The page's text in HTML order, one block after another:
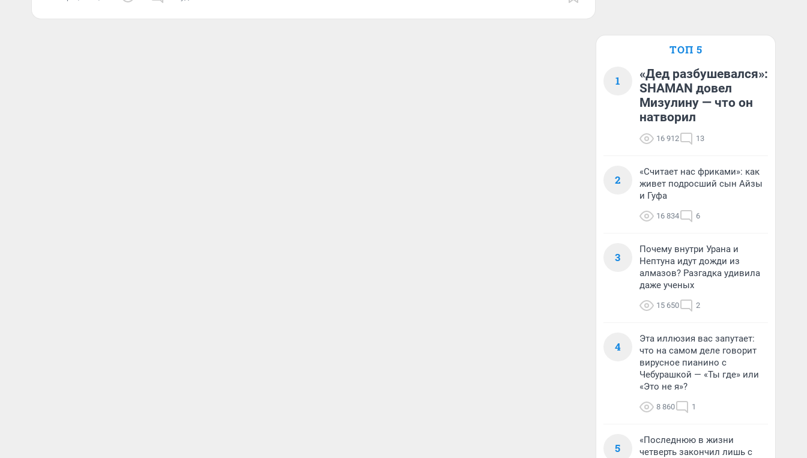
ТОП 5
1
«Дед разбушевался»:
SHAMAN довел
Мизулину — что он
натворил
16 912 13
2
«Считает нас фриками»: как
живет подросший сын Айзы
и Гуфа
16 834 6
3
Почему внутри Урана и
Нептуна идут дожди из
алмазов? Разгадка удивила
даже ученых
15 650 2
4
Эта иллюзия вас запутает:
что на самом деле говорит
вирусное пианино с
Чебурашкой — «Ты где» или
«Это не я»?
8 860 1
5
«Последнюю в жизни
четверть закончил лишь с